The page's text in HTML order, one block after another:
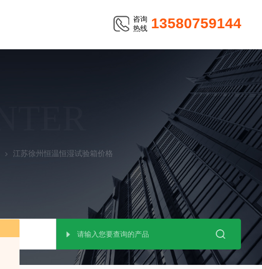
咨询
热线 13580759144
江苏徐州恒温恒湿试验箱价格